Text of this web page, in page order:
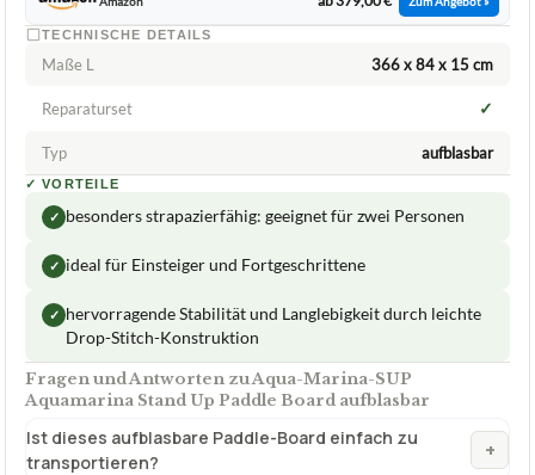
TECHNISCHE DETAILS
Maße L 366 x 84 x 15 cm
Reparaturset ✓
Typ aufblasbar
✓ VORTEILE
✓ besonders strapazierfähig: geeignet für zwei Personen
✓ ideal für Einsteiger und Fortgeschrittene
✓ hervorragende Stabilität und Langlebigkeit durch leichte
Drop-Stitch-Konstruktion
Fragen und Antworten zu Aqua-Marina-SUP
Aquamarina Stand Up Paddle Board aufblasbar
Ist dieses aufblasbare Paddle-Board einfach zu
transportieren?
+